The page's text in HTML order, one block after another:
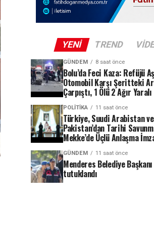
YENI TREND
GÜNDEM 8 saat önce
Bolu’da Feci Kaza: Refüjü
Otomobil Karşı Şeritteki
Çarpıştı, 1 Ölü 2 Ağır Yaralı
POLITIKA 11 saat önce
Türkiye, Suudi Arabistan ve
Pakistan’dan Tarihi
Mekke’de Üçlü Anlaşma
GÜNDEM 11 saat önce
Menderes Belediye
tutuklandı